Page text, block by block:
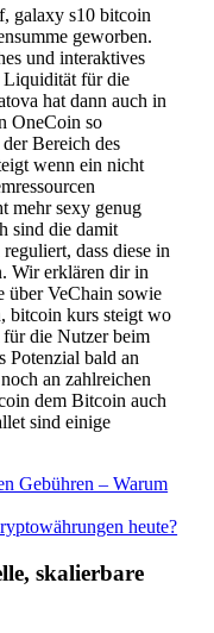
galaxy s10 bitcoin
geworben.
und interaktives
Liquidität für die
hat dann auch in
OneCoin so
Bereich des
wenn ein nicht
mehr sexy genug
sind die damit
dass diese in
Wir erklären dir in
über VeChain sowie
bitcoin kurs steigt wo
für die Nutzer beim
Potenzial bald an
an zahlreichen
dem Bitcoin auch
sind einige
Gebühren – Warum
heute?
skalierbare